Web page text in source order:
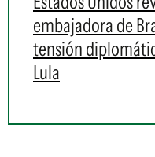
embajadora de
tensión
Lula